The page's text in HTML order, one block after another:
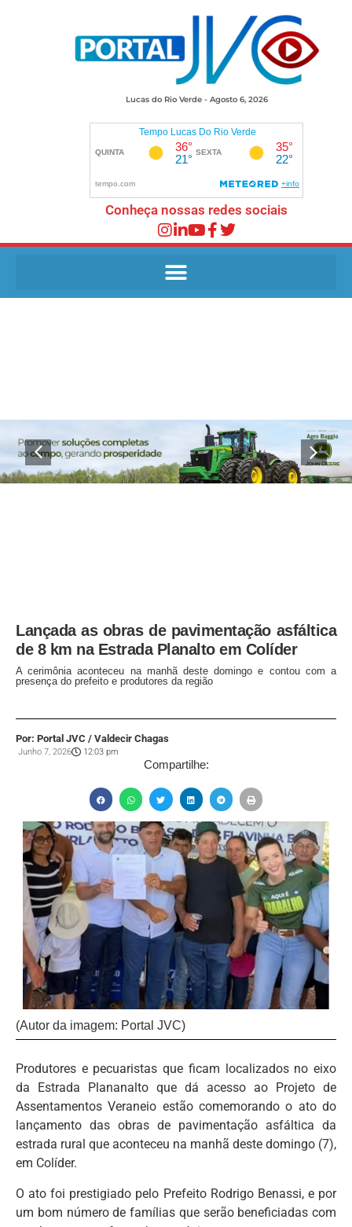
Lucas do Rio Verde - Agosto 6, 2026
Conheça nossas redes sociais
Lançada as obras de pavimentação asfáltica
de 8 km na Estrada Planalto em Colíder
A cerimônia aconteceu na manhã deste domingo e contou com a
presença do prefeito e produtores da região
Por: Portal JVC / Valdecir Chagas
Junho 7, 2026 12:03 pm
Compartilhe:
(Autor da imagem: Portal JVC)
Produtores e pecuaristas que ficam localizados no eixo
da Estrada Plananalto que dá acesso ao Projeto de
Assentamentos Veraneio estão comemorando o ato do
lançamento das obras de pavimentação asfáltica da
estrada rural que aconteceu na manhã deste domingo (7),
em Colíder.
O ato foi prestigiado pelo Prefeito Rodrigo Benassi, e por
um bom número de famílias que serão beneficiadas com